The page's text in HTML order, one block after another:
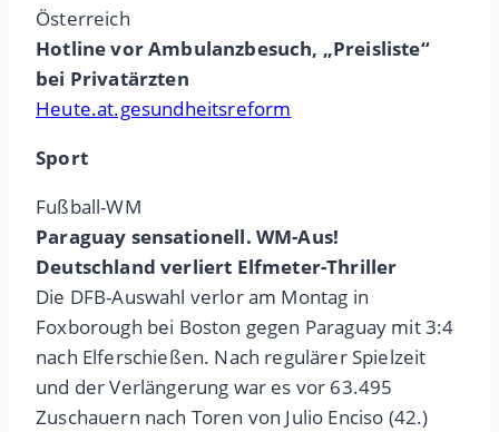
Österreich
Hotline vor Ambulanzbesuch, „Preisliste“
bei Privatärzten
Heute.at.gesundheitsreform
Sport
Fußball-WM
Paraguay sensationell. WM-Aus!
Deutschland verliert Elfmeter-Thriller
Die DFB-Auswahl verlor am Montag in
Foxborough bei Boston gegen Paraguay mit 3:4
nach Elferschießen. Nach regulärer Spielzeit
und der Verlängerung war es vor 63.495
Zuschauern nach Toren von Julio Enciso (42.)